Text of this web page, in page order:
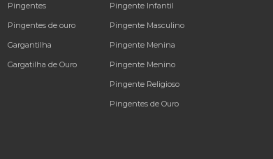
Pingentes
Pingentes de ouro
Gargantilha
Gargatilha de Ouro
Pingente Infantil
Pingente Masculino
Pingente Menina
Pingente Menino
Pingente Religioso
Pingentes de Ouro